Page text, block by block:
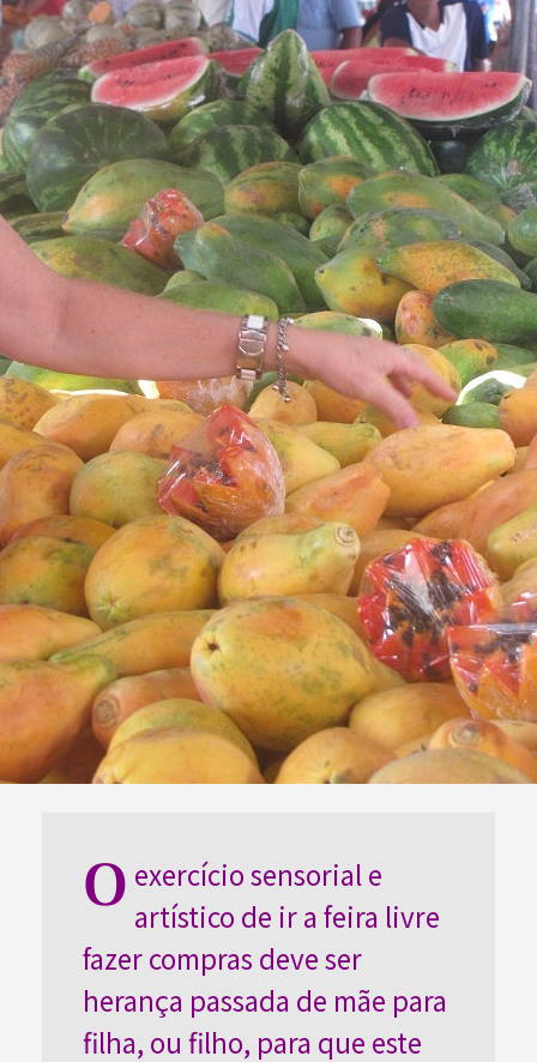
O exercício sensorial e
artístico de ir a feira livre
fazer compras deve ser
herança passada de mãe para
filha, ou filho, para que este